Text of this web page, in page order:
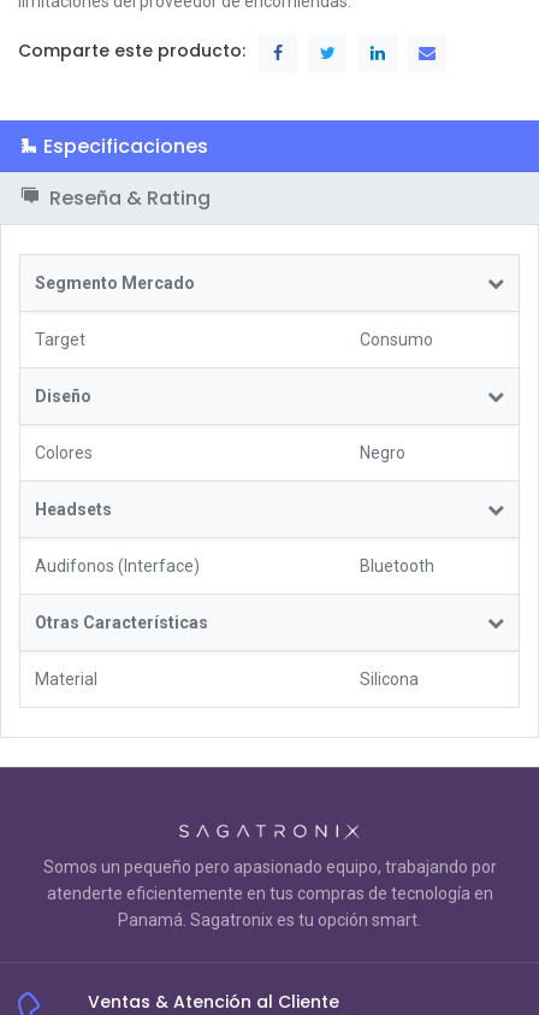
Comparte este producto:
Especificaciones
Reseña & Rating
Segmento Mercado
Target Consumo
Diseño
Colores Negro
Headsets
Audifonos (Interface) Bluetooth
Otras Características
Material Silicona
Somos un pequeño pero apasionado equipo, trabajando por
atenderte eficientemente en tus compras de tecnología en
Panamá. Sagatronix es tu opción smart.
Ventas & Atención al Cliente